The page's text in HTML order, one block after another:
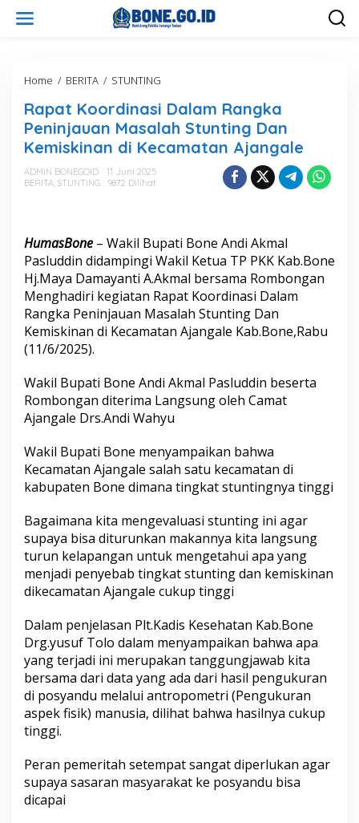
Home / BERITA / STUNTING
a
t
K
n
a
s
i
D
a
l
a
a
n
g
k
P
e
n
j
a
u
a
n
M
s
a
l
a
h
S
t
t
n
Rapat Koordinasi Dalam Rangka
Peninjauan Masalah Stunting Dan
Kemiskinan di Kecamatan Ajangale
ADMIN BONEGOID
11 Juni 2025
BERITA, STUNTING 9872 Dilihat
HumasBone – Wakil Bupati Bone Andi Akmal
Pasluddin didampingi Wakil Ketua TP PKK Kab.Bone
Hj.Maya Damayanti A.Akmal bersama Rombongan
Menghadiri kegiatan Rapat Koordinasi Dalam
Rangka Peninjauan Masalah Stunting Dan
Kemiskinan di Kecamatan Ajangale Kab.Bone,Rabu
(11/6/2025).
Wakil Bupati Bone Andi Akmal Pasluddin beserta
Rombongan diterima Langsung oleh Camat
Ajangale Drs.Andi Wahyu
Wakil Bupati Bone menyampaikan bahwa
Kecamatan Ajangale salah satu kecamatan di
kabupaten Bone dimana tingkat stuntingnya tinggi
Bagaimana kita mengevaluasi stunting ini agar
supaya bisa diturunkan makannya kita langsung
turun kelapangan untuk mengetahui apa yang
menjadi penyebab tingkat stunting dan kemiskinan
dikecamatan Ajangale cukup tinggi
Dalam penjelasan Plt.Kadis Kesehatan Kab.Bone
Drg.yusuf Tolo dalam menyampaikan bahwa apa
yang terjadi ini merupakan tanggungjawab kita
bersama dari data yang ada dari hasil pengukuran
di posyandu melalui antropometri (Pengukuran
aspek fisik) manusia, dilihat bahwa hasilnya cukup
tinggi.
Peran pemeritah setempat sangat diperlukan agar
supaya sasaran masyarakat ke posyandu bisa
dicapai